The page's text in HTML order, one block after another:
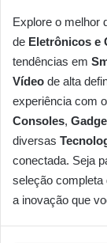
Explore o melhor
de Eletrônicos e
tendências em
Vídeo de alta
experiência com
Consoles,
diversas
conectada. Seja
seleção completa
a inovação que